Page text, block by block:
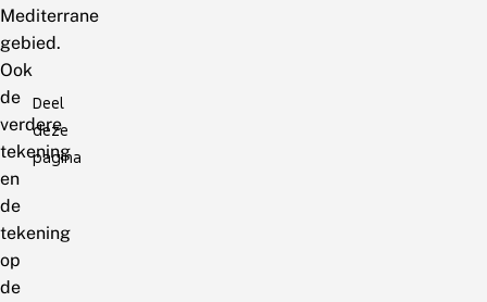
Mediterrane
gebied.
Ook
de
verdere
tekening
en
de
tekening
op
de
Deel
deze
pagina